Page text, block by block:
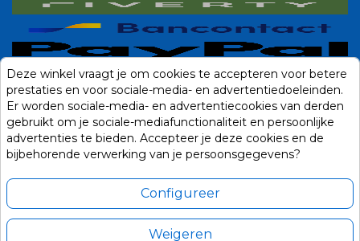
Deze winkel vraagt je om cookies te accepteren voor betere
prestaties en voor sociale-media- en advertentiedoeleinden.
Er worden sociale-media- en advertentiecookies van derden
gebruikt om je sociale-mediafunctionaliteit en persoonlijke
advertenties te bieden. Accepteer je deze cookies en de
bijbehorende verwerking van je persoonsgegevens?
Configureer
Weigeren